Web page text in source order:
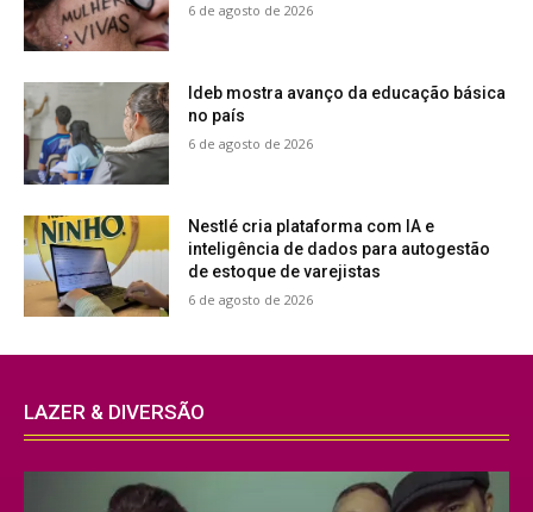
6 de agosto de 2026
Ideb mostra avanço da educação básica
no país
6 de agosto de 2026
Nestlé cria plataforma com IA e
inteligência de dados para autogestão
de estoque de varejistas
6 de agosto de 2026
LAZER & DIVERSÃO